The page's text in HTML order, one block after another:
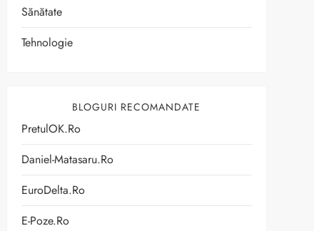
Sănătate
Tehnologie
BLOGURI RECOMANDATE
PretulOK.ro
Daniel-Matasaru.ro
EuroDelta.ro
E-Poze.ro